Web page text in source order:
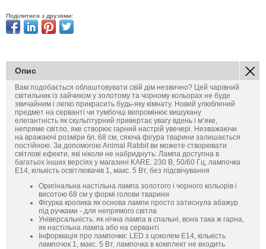
Поділитися з друзями:
Опис
Вам подобається облаштовувати свій дім незвично? Цей чарівний
світильник із зайчиком у золотому та чорному кольорах не буде
звичайним і легко прикрасить будь-яку кімнату. Новий улюблений
предмет на серванті чи тумбочці випромінює вишукану
елегантність як скульптурний привертає увагу вдень і м’яке,
непряме світло, яке створює гарний настрій увечері. Незважаючи
на вражаючі розміри бл. 68 см, сяюча фігура тварини залишається
постійною. За допомогою Animal Rabbit ви можете створювати
світлові ефекти, які ніколи не набриднуть: Лампа доступна в
багатьох інших версіях у магазині KARE. 230 В, 50/60 Гц, лампочка
E14, кількість освітлювачів 1, макс. 5 Вт, без підсвічування
Оригінальна настільна лампа золотого і чорного кольорів і
висотою 68 см у формі голови тварини
Фігурка кролика як основа лампи просто затиснула абажур
під ручками - для непрямого світла
Універсальність: як нічна лампа в спальні, вона така ж гарна,
як настільна лампа або на серванті
Інформація про лампочки: LED з цоколем E14, кількість
лампочок 1, макс. 5 Вт, лампочка в комплект не входить